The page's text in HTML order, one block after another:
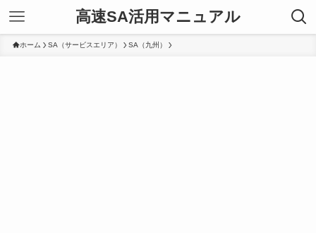
高速SA活用マニュアル
ホーム SA（サービスエリア） SA（九州）